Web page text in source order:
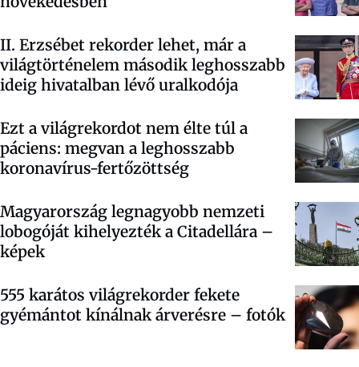
II. Erzsébet rekorder lehet, már a
világtörténelem második leghosszabb
ideig hivatalban lévő uralkodója
Ezt a világrekordot nem élte túl a
páciens: megvan a leghosszabb
koronavírus-fertőzöttség
Magyarország legnagyobb nemzeti
lobogóját kihelyezték a Citadellára –
képek
555 karátos világrekorder fekete
gyémántot kínálnak árverésre – fotók